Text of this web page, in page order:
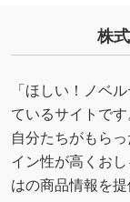
・デザイン
を生成して
URLをご指
いたします
→詳しく見
株
「ほしい！ノベ
ているサイトです
自分たちがもら
イン性が高くお
はの商品情報を